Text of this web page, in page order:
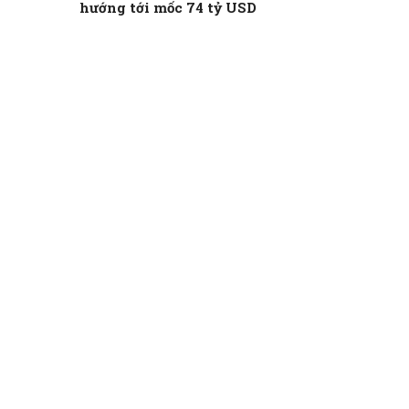
hướng tới mốc 74 tỷ USD